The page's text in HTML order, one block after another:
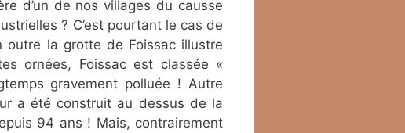
d’un de nos villages du causse
? C’est pourtant le cas de
outre la grotte de Foissac illustre
ornées, Foissac est classée «
gravement polluée ! Autre
a été construit au dessus de la
94 ans ! Mais, contrairement